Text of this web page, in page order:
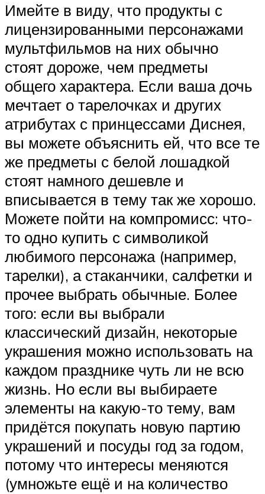
Имейте в виду, что продукты с
лицензированными персонажами
мультфильмов на них обычно
стоят дороже, чем предметы
общего характера. Если ваша дочь
мечтает о тарелочках и других
атрибутах с принцессами Диснея,
вы можете объяснить ей, что все те
же предметы с белой лошадкой
стоят намного дешевле и
вписывается в тему так же хорошо.
Можете пойти на компромисс: что-
то одно купить с символикой
любимого персонажа (например,
тарелки), а стаканчики, салфетки и
прочее выбрать обычные. Более
того: если вы выбрали
классический дизайн, некоторые
украшения можно использовать на
каждом празднике чуть ли не всю
жизнь. Но если вы выбираете
элементы на какую-то тему, вам
придётся покупать новую партию
украшений и посуды год за годом,
потому что интересы меняются
(умножьте ещё и на количество